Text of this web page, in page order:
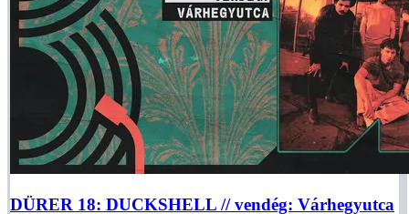
DÜRER 18: DUCKSHELL // vendég: Várhegyutca